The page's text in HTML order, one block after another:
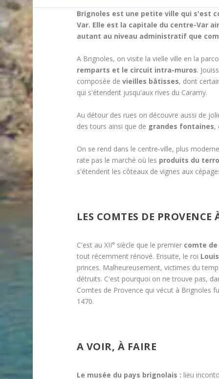
Brignoles est une petite ville qui s'est
Var. Elle est la capitale du centre-Var
autant au niveau administratif que
A Brignoles, on visite la vielle ville en la
remparts et le circuit intra-muros.
composée de vieilles bâtisses, dont
qui s'étendent jusqu'aux rives du Caramy.
Au détour des rues on découvre aussi de
des tours ainsi que de grandes fontaines,
On se rend dans le centre-ville, plus
rate pas le marché où les produits du
s'étendent les côteaux de vignes aux
LES COMTES DE PROVENCE
C'est au XII° siècle que le premier comte de
tout récemment rénové. Ensuite, le roi
princes. Malheureusement, victimes du
détruits. C'est pourquoi on ne trouve pas,
Comtes de Provence qui vécut à Brignoles
1470.
A VOIR, À FAIRE
Le musée du pays brignolais : lieu